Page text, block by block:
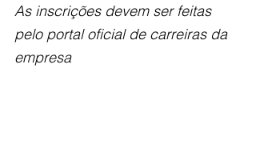
As inscrições devem ser feitas
pelo portal oficial de carreiras da
empresa